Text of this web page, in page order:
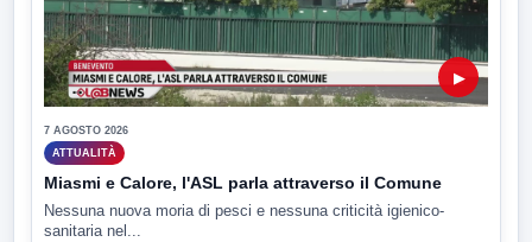
▶
7 AGOSTO 2026
ATTUALITÀ
Miasmi e Calore, l'ASL parla attraverso il Comune
Nessuna nuova moria di pesci e nessuna criticità igienico-
sanitaria nel...